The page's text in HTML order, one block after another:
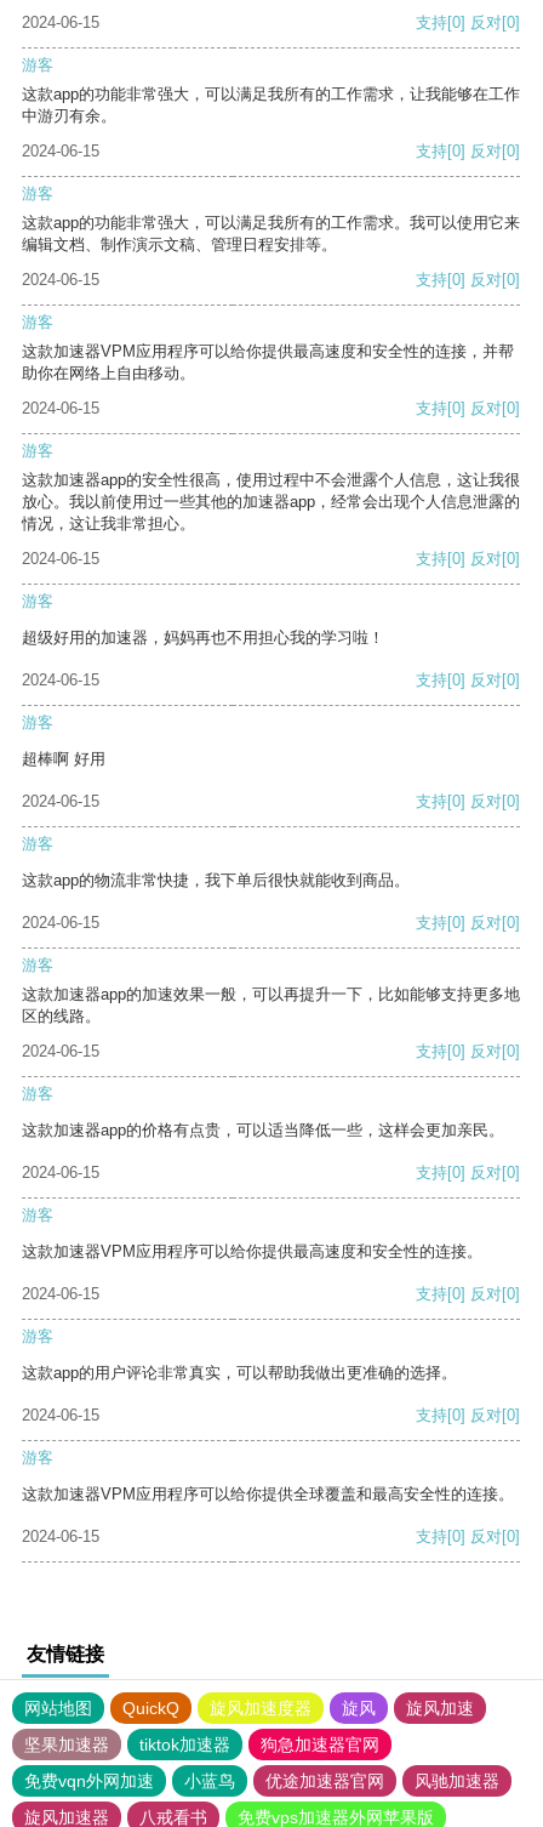
2024-06-15
支持[0] 反对[0]
游客
这款app的功能非常强大，可以满足我所有的工作需求，让我能够在工作
中游刃有余。
2024-06-15
支持[0] 反对[0]
游客
这款app的功能非常强大，可以满足我所有的工作需求。我可以使用它来
编辑文档、制作演示文稿、管理日程安排等。
2024-06-15
支持[0] 反对[0]
游客
这款加速器VPM应用程序可以给你提供最高速度和安全性的连接，并帮
助你在网络上自由移动。
2024-06-15
支持[0] 反对[0]
游客
这款加速器app的安全性很高，使用过程中不会泄露个人信息，这让我很
放心。我以前使用过一些其他的加速器app，经常会出现个人信息泄露的
情况，这让我非常担心。
2024-06-15
支持[0] 反对[0]
游客
超级好用的加速器，妈妈再也不用担心我的学习啦！
2024-06-15 支持[0] 反对[0]
游客
超棒啊 好用
2024-06-15 支持[0] 反对[0]
游客
这款app的物流非常快捷，我下单后很快就能收到商品。
2024-06-15 支持[0] 反对[0]
游客
这款加速器app的加速效果一般，可以再提升一下，比如能够支持更多地
区的线路。
2024-06-15
支持[0] 反对[0]
游客
这款加速器app的价格有点贵，可以适当降低一些，这样会更加亲民。
2024-06-15 支持[0] 反对[0]
游客
这款加速器VPM应用程序可以给你提供最高速度和安全性的连接。
2024-06-15 支持[0] 反对[0]
游客
这款app的用户评论非常真实，可以帮助我做出更准确的选择。
2024-06-15 支持[0] 反对[0]
游客
这款加速器VPM应用程序可以给你提供全球覆盖和最高安全性的连接。
2024-06-15 支持[0] 反对[0]
友情链接
网站地图 QuickQ 旋风加速度器 旋风
旋风加速
坚果加速器
tiktok加速器
狗急加速器官网
免费vqn外网加速
小蓝鸟 优途加速器官网
风驰加速器
旋风加速器
八戒看书 免费vps加速器外网苹果版